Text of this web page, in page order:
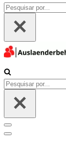
Pesquisar
por...
Pesquisar
por...
Menu
de
Menu